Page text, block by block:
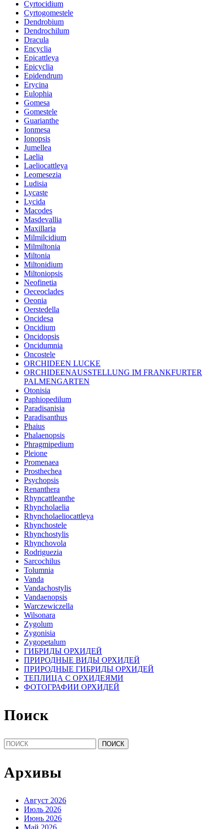
Cyrtocidium
Cyrtogomestele
Dendrobium
Dendrochilum
Dracula
Encyclia
Epicattleya
Epicyclia
Epidendrum
Erycina
Eulophia
Gomesa
Gomestele
Guarianthe
Ionmesa
Ionopsis
Jumellea
Laelia
Laeliocattleya
Leomesezia
Ludisia
Lycaste
Lycida
Macodes
Masdevallia
Maxillaria
Milmilcidium
Milmiltonia
Miltonia
Miltonidium
Miltoniopsis
Neofinetia
Oeceoclades
Oeonia
Oerstedella
Oncidesa
Oncidium
Oncidopsis
Oncidumnia
Oncostele
ORCHIDEEN LUCKE
ORCHIDEENAUSSTELLUNG IM FRANKFURTER
PALMENGARTEN
Otonisia
Paphiopedilum
Paradisanisia
Paradisanthus
Phaius
Phalaenopsis
Phragmipedium
Pleione
Promenaea
Prosthechea
Psychopsis
Renanthera
Rhyncattleanthe
Rhyncholaelia
Rhyncholaeliocattleya
Rhynchostele
Rhynchostylis
Rhynchovola
Rodriguezia
Sarcochilus
Tolumnia
Vanda
Vandachostylis
Vandaenopsis
Warczewiczella
Wilsonara
Zygolum
Zygonisia
Zygopetalum
ГИБРИДЫ ОРХИДЕЙ
ПРИРОДНЫЕ ВИДЫ ОРХИДЕЙ
ПРИРОДНЫЕ ГИБРИДЫ ОРХИДЕЙ
ТЕПЛИЦА С ОРХИДЕЯМИ
ФОТОГРАФИИ ОРХИДЕЙ
Поиск
Найти:
Архивы
Август 2026
Июль 2026
Июнь 2026
Май 2026